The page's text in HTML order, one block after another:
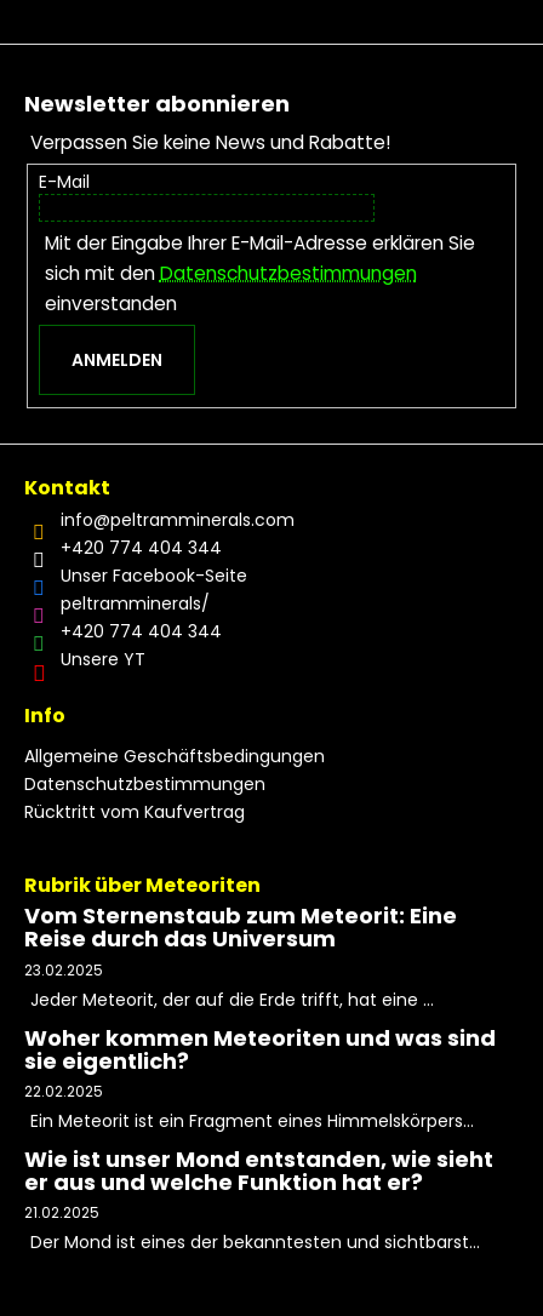
Fußzeile
Newsletter abonnieren
Verpassen Sie keine News und Rabatte!
E-Mail
Mit der Eingabe Ihrer E-Mail-Adresse erklären Sie
sich mit denDatenschutzbestimmungen
einverstanden
ANMELDEN
Kontakt
info@peltramminerals.com
+420 774 404 344
Unser Facebook-Seite
peltramminerals/
+420 774 404 344
Unsere YT
Info
Allgemeine Geschäftsbedingungen
Datenschutzbestimmungen
Rücktritt vom Kaufvertrag
Rubrik über Meteoriten
Vom Sternenstaub zum Meteorit: Eine
Reise durch das Universum
23.02.2025
Jeder Meteorit, der auf die Erde trifft, hat eine ...
Woher kommen Meteoriten und was sind
sie eigentlich?
22.02.2025
Ein Meteorit ist ein Fragment eines Himmelskörpers...
Wie ist unser Mond entstanden, wie sieht
er aus und welche Funktion hat er?
21.02.2025
Der Mond ist eines der bekanntesten und sichtbarst...